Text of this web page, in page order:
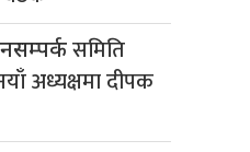
समिति
अध्यक्षमा दीपक